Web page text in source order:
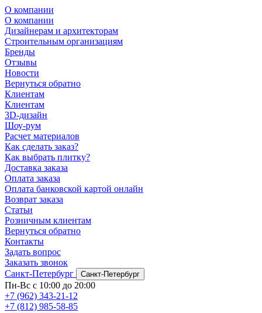
О компании
О компании
Дизайнерам и архитекторам
Строительным организациям
Бренды
Отзывы
Новости
Вернуться обратно
Клиентам
Клиентам
3D-дизайн
Шоу-рум
Расчет материалов
Как сделать заказ?
Как выбрать плитку?
Доставка заказа
Оплата заказа
Оплата банковской картой онлайн
Возврат заказа
Статьи
Розничным клиентам
Вернуться обратно
Контакты
Задать вопрос
Заказать звонок
Санкт-Петербург
Санкт-Петербург
Пн-Вс с 10:00 до 20:00
+7 (962) 343-21-12
+7 (812) 985-58-85